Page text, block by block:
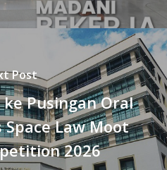
Post
Pusingan Oral
Law Moot
2026